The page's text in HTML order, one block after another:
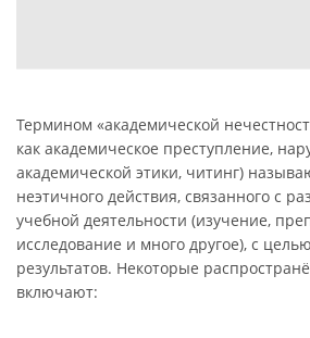
Термином «академической
как академическое преступление,
академической этики, читинг)
неэтичного действия, связанного с
учебной деятельности (изучение,
исследование и много другое), с
результатов. Некоторые
включают: